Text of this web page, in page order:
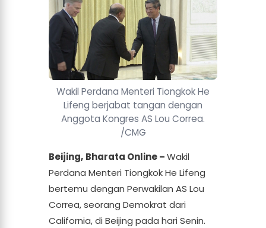
Wakil Perdana Menteri Tiongkok He
Lifeng berjabat tangan dengan
Anggota Kongres AS Lou Correa.
/CMG
Beijing, Bharata Online –Wakil
Perdana Menteri Tiongkok He Lifeng
bertemu dengan Perwakilan AS Lou
Correa, seorang Demokrat dari
California, di Beijing pada hari Senin.